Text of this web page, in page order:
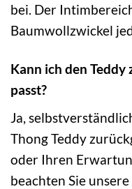
bei. Der
Baumwollzwickel
Kann ich den
passt?
Ja,
Thong Teddy
oder Ihren
beachten Sie